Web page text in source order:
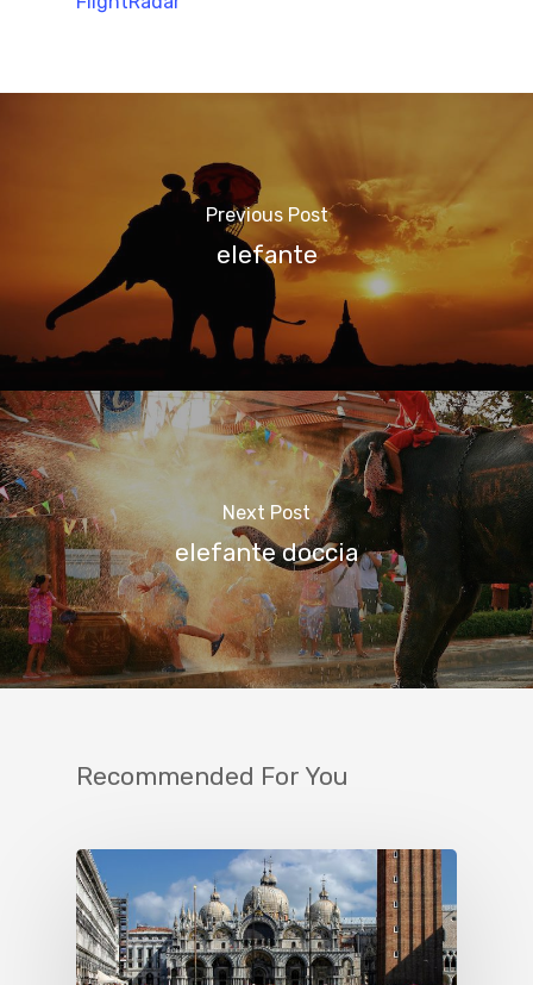
Previous Post
elefante
Next Post
elefante doccia
Recommended For You